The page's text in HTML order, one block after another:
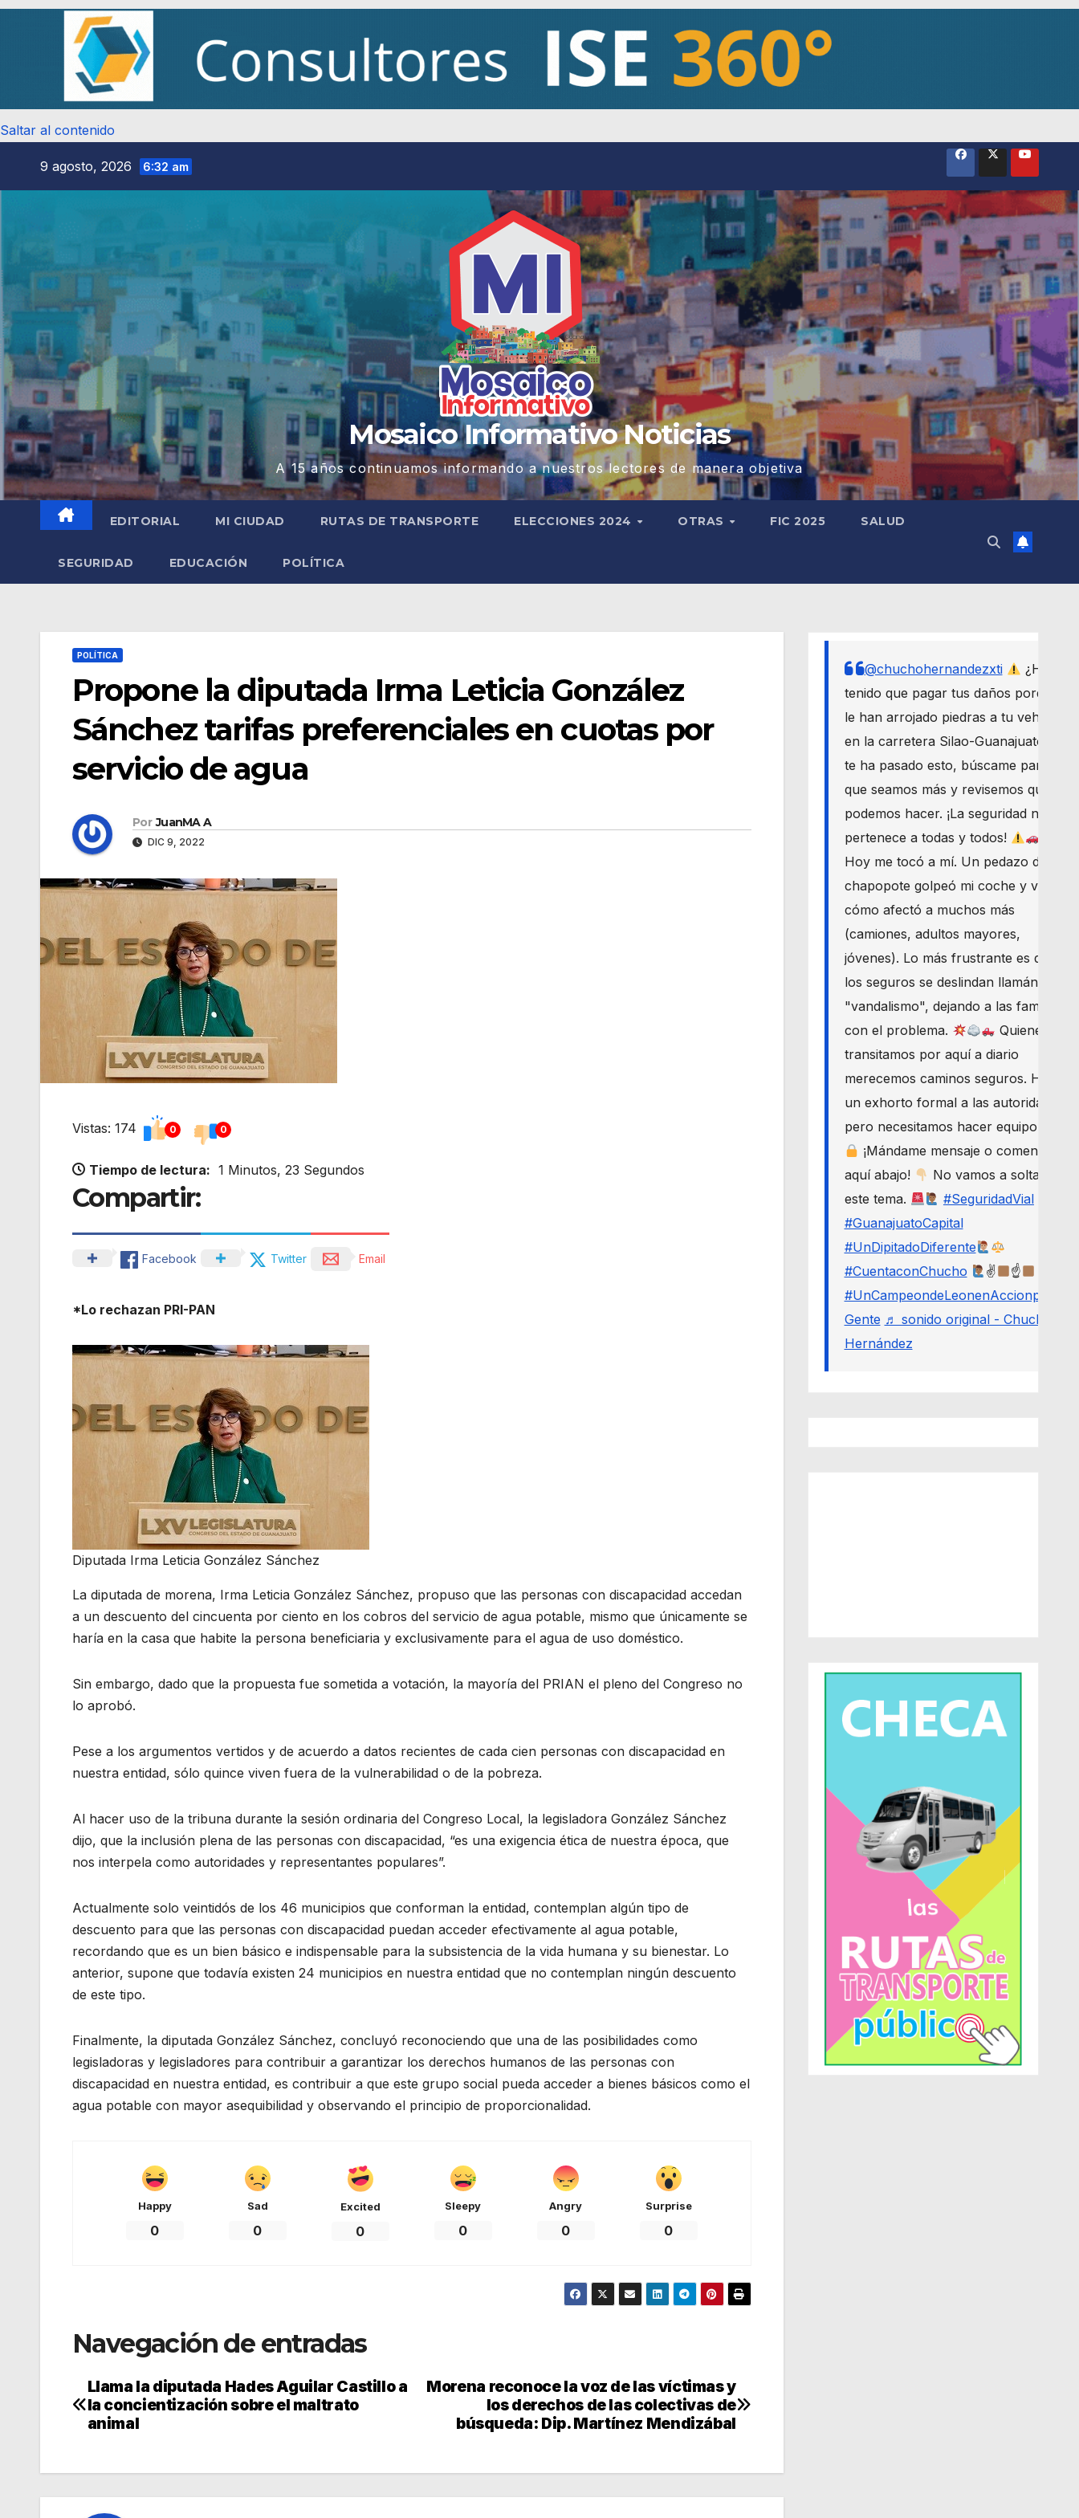
Saltar al contenido
9 agosto, 2026 6:32 am
Mosaico Informativo Noticias
A 15 años continuamos informando a nuestros lectores de manera objetiva
EDITORIAL MI CIUDAD RUTAS DE TRANSPORTE ELECCIONES 2024 OTRAS FIC 2025 SALUD
SEGURIDAD EDUCACIÓN POLÍTICA
POLÍTICA
Propone la diputada Irma Leticia González
Sánchez tarifas preferenciales en cuotas por
servicio de agua
Por JuanMA A
DIC 9, 2022
Vistas: 174 0 0
Tiempo de lectura: 1 Minutos, 23 Segundos
Compartir:
Facebook Twitter Email
*Lo rechazan PRI-PAN
Diputada Irma Leticia González Sánchez
La diputada de morena, Irma Leticia González Sánchez, propuso que las personas con discapacidad accedan
a un descuento del cincuenta por ciento en los cobros del servicio de agua potable, mismo que únicamente se
haría en la casa que habite la persona beneficiaria y exclusivamente para el agua de uso doméstico.
Sin embargo, dado que la propuesta fue sometida a votación, la mayoría del PRIAN el pleno del Congreso no
lo aprobó.
Pese a los argumentos vertidos y de acuerdo a datos recientes de cada cien personas con discapacidad en
nuestra entidad, sólo quince viven fuera de la vulnerabilidad o de la pobreza.
Al hacer uso de la tribuna durante la sesión ordinaria del Congreso Local, la legisladora González Sánchez
dijo, que la inclusión plena de las personas con discapacidad, “es una exigencia ética de nuestra época, que
nos interpela como autoridades y representantes populares”.
Actualmente solo veintidós de los 46 municipios que conforman la entidad, contemplan algún tipo de
descuento para que las personas con discapacidad puedan acceder efectivamente al agua potable,
recordando que es un bien básico e indispensable para la subsistencia de la vida humana y su bienestar. Lo
anterior, supone que todavía existen 24 municipios en nuestra entidad que no contemplan ningún descuento
de este tipo.
Finalmente, la diputada González Sánchez, concluyó reconociendo que una de las posibilidades como
legisladoras y legisladores para contribuir a garantizar los derechos humanos de las personas con
discapacidad en nuestra entidad, es contribuir a que este grupo social pueda acceder a bienes básicos como el
agua potable con mayor asequibilidad y observando el principio de proporcionalidad.
Happy
0
Sad
0
Excited
0
Sleepy
0
Angry
0
Surprise
0
Navegación de entradas
Morena reconoce la voz de las víctimas y
los derechos de las colectivas de
búsqueda: Dip. Martínez Mendizábal
Llama la diputada Hades Aguilar Castillo a
la concientización sobre el maltrato
animal
@chuchohernandezxti
¿Has
tenido que pagar tus daños porque
le han arrojado piedras a tu vehículo
en la carretera Silao-Guanajuato? Si
te ha pasado esto, búscame para
que seamos más y revisemos qué
podemos hacer. ¡La seguridad nos
pertenece a todas y todos!
Hoy me tocó a mí. Un pedazo de
chapopote golpeó mi coche y vi
cómo afectó a muchos más
(camiones, adultos mayores,
jóvenes). Lo más frustrante es que
los seguros se deslindan llamándolo
"vandalismo", dejando a las familias
con el problema.
Quienes
transitamos por aquí a diario
merecemos caminos seguros. Haré
un exhorto formal a las autoridades,
pero necesitamos hacer equipo.
¡Mándame mensaje o comenta
aquí abajo!
No vamos a soltar
este tema.
#SeguridadVial
#GuanajuatoCapital
#UnDipitadoDiferente
#CuentaconChucho
✌
☝
#UnCampeondeLeonenAccionporLa
Gente ♬ sonido original - Chucho
Hernández